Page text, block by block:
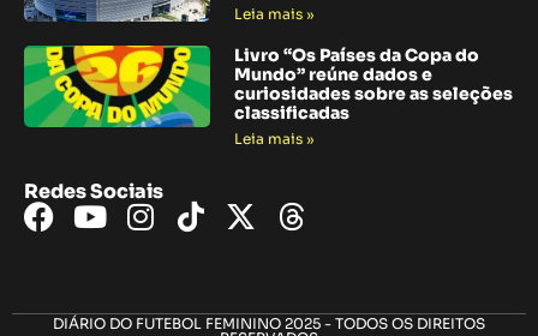
Leia mais »
Livro “Os Países da Copa do
Mundo” reúne dados e
curiosidades sobre as seleções
classificadas
Leia mais »
Redes Sociais
DIÁRIO DO FUTEBOL FEMININO 2025 - TODOS OS DIREITOS